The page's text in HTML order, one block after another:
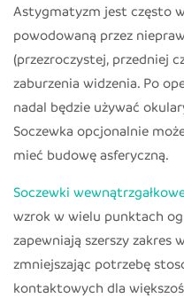
Astygmatyzm jest często
powodowaną przez
(przezroczystej, przedniej
zaburzenia widzenia. Po
nadal będzie używać
Soczewka opcjonalnie
mieć budowę asferyczną.
Soczewki
wzrok w wielu punktach
zapewniają szerszy zakres
zmniejszając potrzebę
kontaktowych dla